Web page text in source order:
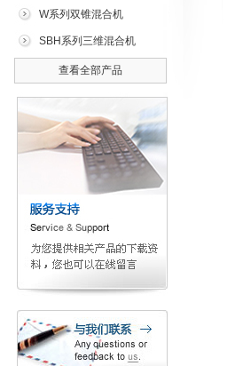
W系列双锥混合机
SBH系列三维混合机
查看全部产品